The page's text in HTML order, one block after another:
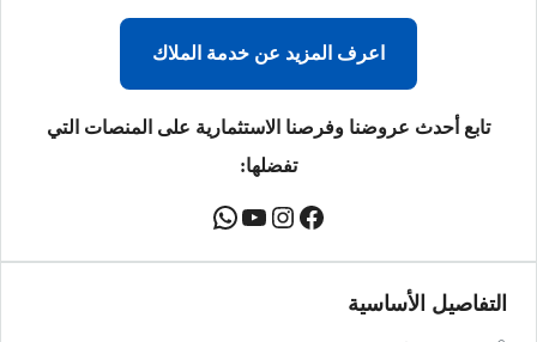
اعرف المزيد عن خدمة الملاك
تابع أحدث عروضنا وفرصنا الاستثمارية على المنصات التي
تفضلها:
التفاصيل الأساسية